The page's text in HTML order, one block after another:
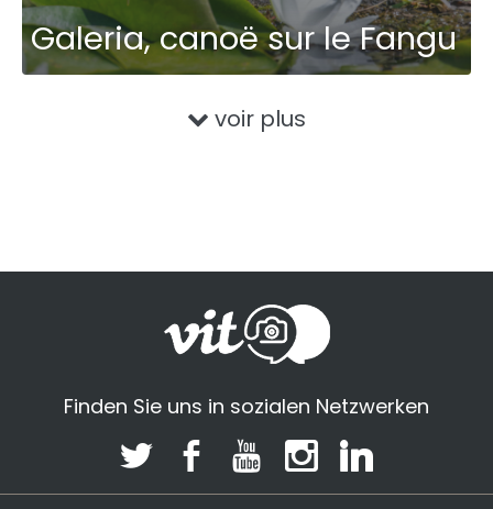
Galeria, canoë sur le Fangu
voir plus
Finden Sie uns in sozialen Netzwerken